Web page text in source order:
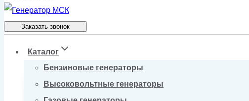
Заказать звонок
Каталог
Бензиновые генераторы
Высоковольтные генераторы